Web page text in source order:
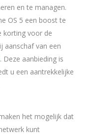
en te managen.
OS 5 een boost te
korting voor de
aanschaf van een
. Deze aanbieding is
u een aantrekkelijke
het mogelijk dat
kunt